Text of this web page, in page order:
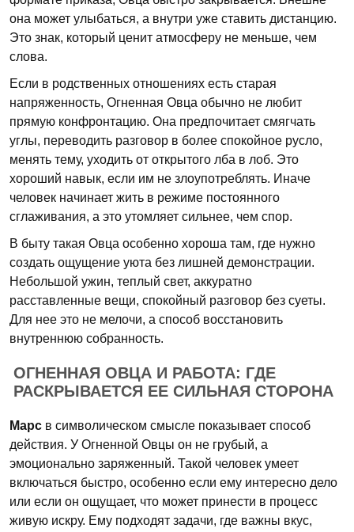
она может улыбаться, а внутри уже ставить дистанцию.
Это знак, который ценит атмосферу не меньше, чем
слова.
Если в родственных отношениях есть старая
напряженность, Огненная Овца обычно не любит
прямую конфронтацию. Она предпочитает смягчать
углы, переводить разговор в более спокойное русло,
менять тему, уходить от открытого лба в лоб. Это
хороший навык, если им не злоупотреблять. Иначе
человек начинает жить в режиме постоянного
сглаживания, а это утомляет сильнее, чем спор.
В быту такая Овца особенно хороша там, где нужно
создать ощущение уюта без лишней демонстрации.
Небольшой ужин, теплый свет, аккуратно
расставленные вещи, спокойный разговор без суеты.
Для нее это не мелочи, а способ восстановить
внутреннюю собранность.
ОГНЕННАЯ ОВЦА И РАБОТА: ГДЕ
РАСКРЫВАЕТСЯ ЕЕ СИЛЬНАЯ СТОРОНА
Марс в символическом смысле показывает способ
действия. У Огненной Овцы он не грубый, а
эмоционально заряженный. Такой человек умеет
включаться быстро, особенно если ему интересно дело
или если он ощущает, что может принести в процесс
живую искру. Ему подходят задачи, где важны вкус,